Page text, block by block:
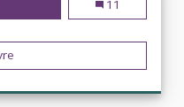
DE FINANCEMENT DES
Moins de
11